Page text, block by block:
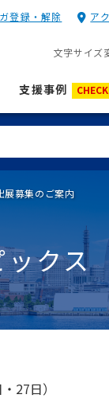
KIP | 公益財
登録・解除 ア
文字サイズ
支援事例
募集のご案内
ックス
27日）